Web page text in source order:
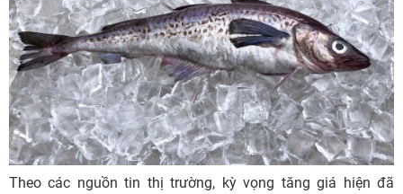
Theo các nguồn tin thị trường, kỳ vọng tăng giá hiện đã